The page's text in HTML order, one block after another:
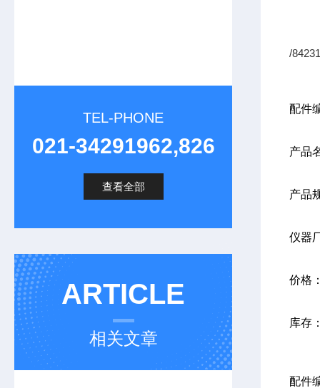
TEL-PHONE
021-34291962,826
查看全部
ARTICLE
相关文章
/
配件
产品
产品
仪器
价格
库存
配件